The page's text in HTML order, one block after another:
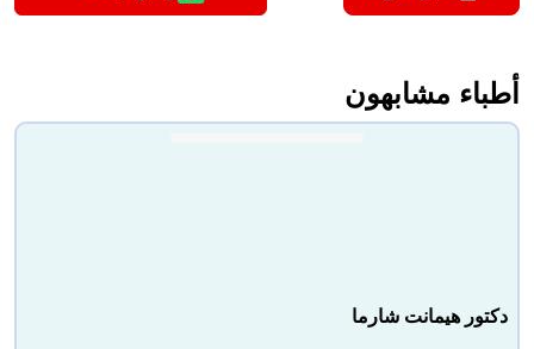
أطباء مشابهون
دكتور هيمانت شارما